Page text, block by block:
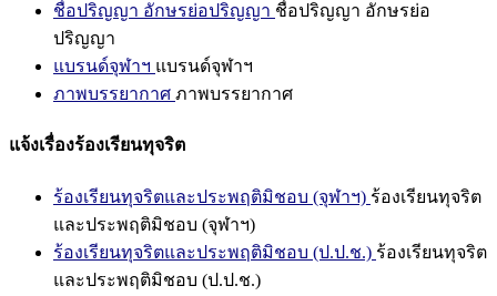
ชื่อปริญญา อักษรย่อปริญญา ชื่อปริญญา อักษรย่อ
ปริญญา
แบรนด์จุฬาฯ แบรนด์จุฬาฯ
ภาพบรรยากาศ ภาพบรรยากาศ
แจ้งเรื่องร้องเรียนทุจริต
ร้องเรียนทุจริตและประพฤติมิชอบ (จุฬาฯ) ร้องเรียนทุจริต
และประพฤติมิชอบ (จุฬาฯ)
ร้องเรียนทุจริตและประพฤติมิชอบ (ป.ป.ช.) ร้องเรียนทุจริต
และประพฤติมิชอบ (ป.ป.ช.)